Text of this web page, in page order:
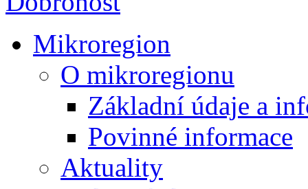
Mikroregion
O mikroregionu
Základní údaje a
Povinné informace
Aktuality